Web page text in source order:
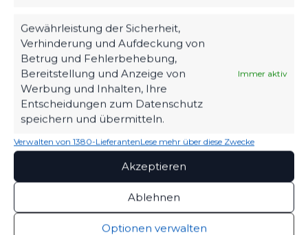
Gewährleistung der Sicherheit,
Verhinderung und Aufdeckung von
Betrug und Fehlerbehebung,
Bereitstellung und Anzeige von
Werbung und Inhalten, Ihre
Entscheidungen zum Datenschutz
speichern und übermitteln.
Immer aktiv
Verwalten von 1380-LieferantenLese mehr über diese Zwecke
Akzeptieren
Ablehnen
Optionen verwalten
TICKETS
Eintrittspreise & Spieltag
Nächste Partien ansehen
PARTNER WERDEN
Sponsoring & Netzwerk